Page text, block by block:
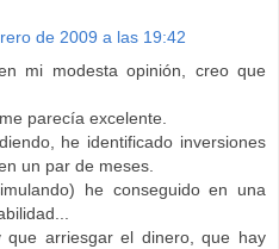
de 2009 a las 19:42
mi modesta opinión, creo que
parecía excelente.
he identificado inversiones
un par de meses.
he conseguido en una
que arriesgar el dinero, que hay